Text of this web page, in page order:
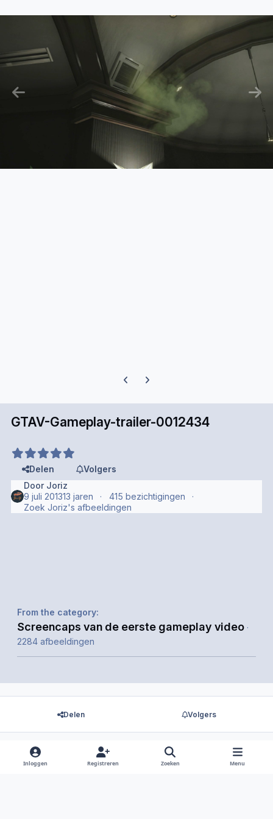
Previous carousel slide
Next carousel slide
GTAV-Gameplay-trailer-0012434
Delen
Volgers
Door Joriz
9 juli 201313 jaren
415 bezichtigingen
Zoek Joriz's afbeeldingen
From the category:
Screencaps van de eerste gameplay video ·
2284 afbeeldingen
Delen Volgers
Er zijn geen reacties om weer te geven.
Inloggen Registreren Zoeken Menu